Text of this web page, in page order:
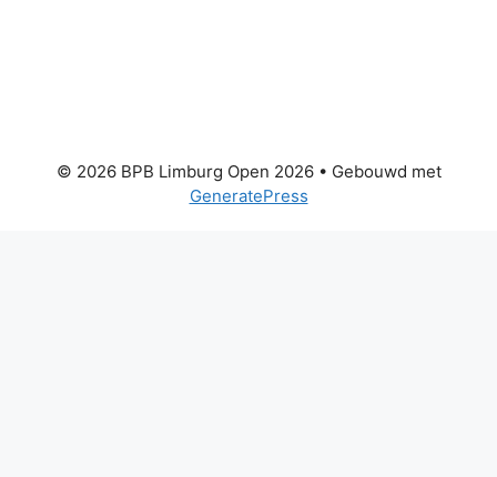
© 2026 BPB Limburg Open 2026• Gebouwd met
GeneratePress